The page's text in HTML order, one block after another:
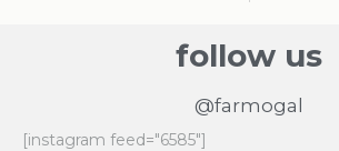
follow us
@farmogal
[instagram feed="6585"]